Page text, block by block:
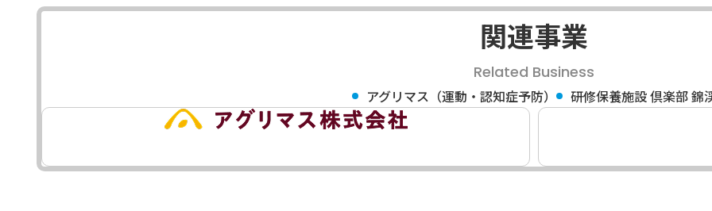
関連事業
Related Business
アグリマス（運動・認知症予防） 研修保養施設 倶楽部 錦